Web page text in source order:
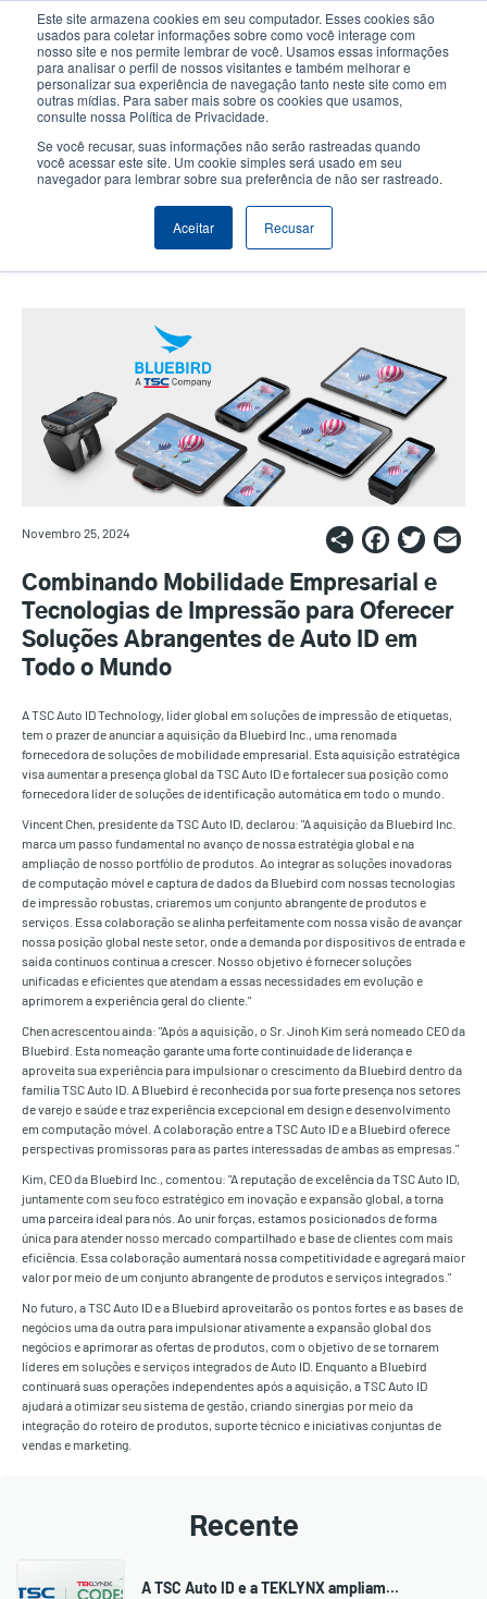
Este site armazena cookies em seu computador. Esses cookies são
usados para coletar informações sobre como você interage com
nosso site e nos permite lembrar de você. Usamos essas informações
para analisar o perfil de nossos visitantes e também melhorar e
personalizar sua experiência de navegação tanto neste site como em
outras mídias. Para saber mais sobre os cookies que usamos,
consulte nossa Política de Privacidade.
Se você recusar, suas informações não serão rastreadas quando
você acessar este site. Um cookie simples será usado em seu
navegador para lembrar sobre sua preferência de não ser rastreado.
Aceitar Recusar
conteúdo
principal
User
account
User
Header
Seletor de Produto Contactar Vendas
A TSC Auto ID adquire a Bluebird
Inc., fortalecendo a liderança
mundial em Auto ID
Novembro 25, 2024 Share
Combinando Mobilidade Empresarial e
Tecnologias de Impressão para Oferecer
Soluções Abrangentes de Auto ID em
Todo o Mundo
A TSC Auto ID Technology, líder global em soluções de impressão de etiquetas,
tem o prazer de anunciar a aquisição da Bluebird Inc., uma renomada
fornecedora de soluções de mobilidade empresarial. Esta aquisição estratégica
visa aumentar a presença global da TSC Auto ID e fortalecer sua posição como
fornecedora líder de soluções de identificação automática em todo o mundo.
Vincent Chen, presidente da TSC Auto ID, declarou: "A aquisição da Bluebird Inc.
marca um passo fundamental no avanço de nossa estratégia global e na
ampliação de nosso portfólio de produtos. Ao integrar as soluções inovadoras
de computação móvel e captura de dados da Bluebird com nossas tecnologias
de impressão robustas, criaremos um conjunto abrangente de produtos e
serviços. Essa colaboração se alinha perfeitamente com nossa visão de avançar
nossa posição global neste setor, onde a demanda por dispositivos de entrada e
saída contínuos continua a crescer. Nosso objetivo é fornecer soluções
unificadas e eficientes que atendam a essas necessidades em evolução e
aprimorem a experiência geral do cliente."
Chen acrescentou ainda: "Após a aquisição, o Sr. Jinoh Kim será nomeado CEO da
Bluebird. Esta nomeação garante uma forte continuidade de liderança e
aproveita sua experiência para impulsionar o crescimento da Bluebird dentro da
família TSC Auto ID. A Bluebird é reconhecida por sua forte presença nos setores
de varejo e saúde e traz experiência excepcional em design e desenvolvimento
em computação móvel. A colaboração entre a TSC Auto ID e a Bluebird oferece
perspectivas promissoras para as partes interessadas de ambas as empresas."
Kim, CEO da Bluebird Inc., comentou: "A reputação de excelência da TSC Auto ID,
juntamente com seu foco estratégico em inovação e expansão global, a torna
uma parceira ideal para nós. Ao unir forças, estamos posicionados de forma
única para atender nosso mercado compartilhado e base de clientes com mais
eficiência. Essa colaboração aumentará nossa competitividade e agregará maior
valor por meio de um conjunto abrangente de produtos e serviços integrados."
No futuro, a TSC Auto ID e a Bluebird aproveitarão os pontos fortes e as bases de
negócios uma da outra para impulsionar ativamente a expansão global dos
negócios e aprimorar as ofertas de produtos, com o objetivo de se tornarem
líderes em soluções e serviços integrados de Auto ID. Enquanto a Bluebird
continuará suas operações independentes após a aquisição, a TSC Auto ID
ajudará a otimizar seu sistema de gestão, criando sinergias por meio da
integração do roteiro de produtos, suporte técnico e iniciativas conjuntas de
vendas e marketing.
Recente
A TSC Auto ID e a TEKLYNX ampliam…